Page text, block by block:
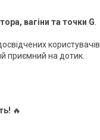
вагіни та точки G
користувачів.
приємний на дотик.
🔥